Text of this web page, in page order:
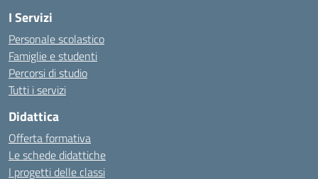
I Servizi
Personale scolastico
Famiglie e studenti
Percorsi di studio
Tutti i servizi
Didattica
Offerta formativa
Le schede didattiche
I progetti delle classi